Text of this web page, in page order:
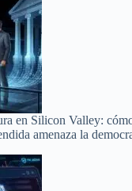
en Silicon Valley:
amenaza la